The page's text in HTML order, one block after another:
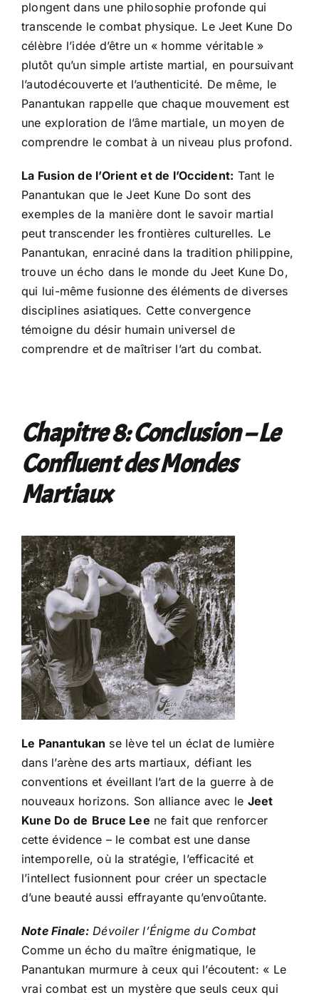
plongent dans une philosophie profonde qui
transcende le combat physique. Le Jeet Kune Do
célèbre l’idée d’être un « homme véritable »
plutôt qu’un simple artiste martial, en poursuivant
l’autodécouverte et l’authenticité. De même, le
Panantukan rappelle que chaque mouvement est
une exploration de l’âme martiale, un moyen de
comprendre le combat à un niveau plus profond.
La Fusion de l’Orient et de l’Occident: Tant le
Panantukan que le Jeet Kune Do sont des
exemples de la manière dont le savoir martial
peut transcender les frontières culturelles. Le
Panantukan, enraciné dans la tradition philippine,
trouve un écho dans le monde du Jeet Kune Do,
qui lui-même fusionne des éléments de diverses
disciplines asiatiques. Cette convergence
témoigne du désir humain universel de
comprendre et de maîtriser l’art du combat.
Chapitre 8: Conclusion – Le
Confluent des Mondes
Martiaux
Le Panantukan se lève tel un éclat de lumière
dans l’arène des arts martiaux, défiant les
conventions et éveillant l’art de la guerre à de
nouveaux horizons. Son alliance avec le Jeet
Kune Do de Bruce Lee ne fait que renforcer
cette évidence – le combat est une danse
intemporelle, où la stratégie, l’efficacité et
l’intellect fusionnent pour créer un spectacle
d’une beauté aussi effrayante qu’envoûtante.
Note Finale:Dévoiler l’Énigme du Combat
Comme un écho du maître énigmatique, le
Panantukan murmure à ceux qui l’écoutent: « Le
vrai combat est un mystère que seuls ceux qui